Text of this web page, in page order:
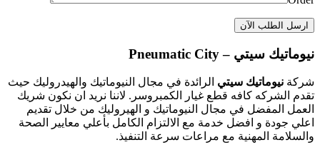
نيوماتيك سيتي – Pneumatic City
شركة نيوماتيك سيتي الرائدة في مجال النيوماتيك والهيدروليك حيث
تقدم الشركه كافه قطع غيار الكمبروسر. لاننا نريد ان نكون شريك
العمل المفضل في مجال النيوماتيك و الهيروليك من خلال تقديم
اعلي جودة و افضل خدمة مع الالتزام الكامل بأعلي معايير الصحة
والسلامة المهنية مع مراعات سرعة التنفيذ.